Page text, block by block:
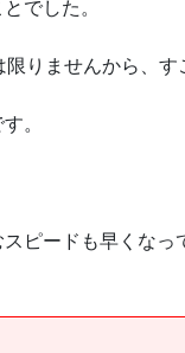
でした。
りませんから、す
。
ピードも早くな